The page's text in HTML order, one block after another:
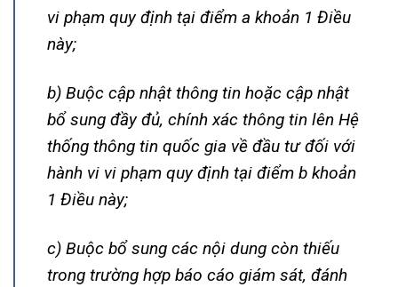
vi phạm quy định tại điểm a khoản 1 Điều
này;
b) Buộc cập nhật thông tin hoặc cập nhật
bổ sung đầy đủ, chính xác thông tin lên Hệ
thống thông tin quốc gia về đầu tư đối với
hành vi vi phạm quy định tại điểm b khoản
1 Điều này;
c) Buộc bổ sung các nội dung còn thiếu
trong trường hợp báo cáo giám sát, đánh